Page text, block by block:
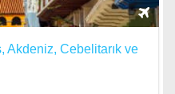
Akdeniz, Cebelitarık ve